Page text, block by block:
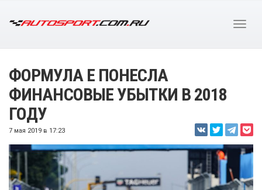
ФОРМУЛА E ПОНЕСЛА
ФИНАНСОВЫЕ УБЫТКИ В 2018
ГОДУ
7 мая 2019 в 17:23